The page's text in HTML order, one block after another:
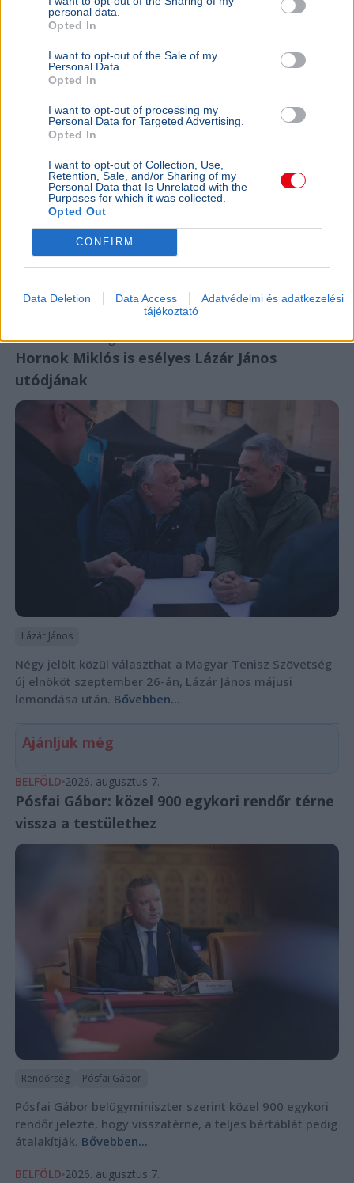
personal data.
Opted In
I want to opt-out of the Sale of my
Personal Data.
Opted In
I want to opt-out of processing my
Personal Data for Targeted Advertising.
Opted In
I want to opt-out of Collection, Use,
Retention, Sale, and/or Sharing of my
Personal Data that Is Unrelated with the
Purposes for which it was collected.
Opted Out
CONFIRM
Data Deletion Data Access
Adatvédelmi és adatkezelési
tájékoztató
BELFÖLD
Összeomlás szélén a víziközmű-rendszer:
A teljes éves bevételt a csövek
cseréjére kellene költeni
A magyar víziközmű-hálózat közel 80 százaléka
pedig exponenciálisan nő. Kovács Károly szerint a
rezsicsökk...
Az Amundi
BELFÖLD 2026. augusztus 7.
Hornok Miklós is esélyes Lázár János
utódjának
Lázár János
Négy jelölt közül választhat a Magyar Tenisz Szövetség
új elnököt szeptember 26-án, Lázár János májusi
lemondása után. Bővebben...
Ajánljuk még
BELFÖLD 2026. augusztus 7.
Pósfai Gábor: közel 900 egykori rendőr térne
vissza a testülethez
Rendőrség Pósfai Gábor
Pósfai Gábor belügyminiszter szerint közel 900 egykori
rendőr jelezte, hogy visszatérne, a teljes bértáblát pedig
átalakítják. Bővebben...
BELFÖLD 2026. augusztus 7.